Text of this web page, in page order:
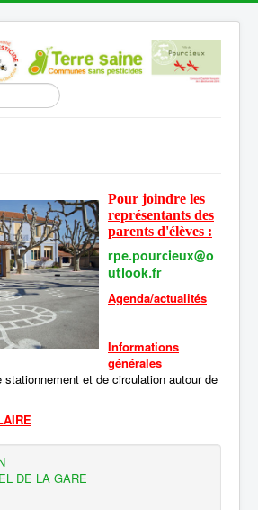
Vie locale Ecole
Pour joindre les
représentants des
parents d'élèves :
rpe.pourcieux@o
utlook.fr
Agenda/actualités
Informations
générales
stationnement et de circulation autour de
DE LA GARE